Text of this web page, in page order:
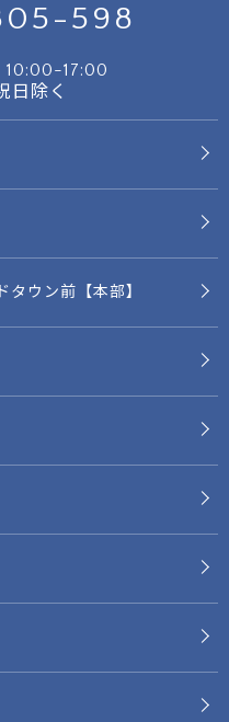
598
10:00-17:00
日除く
ウン前【本部】